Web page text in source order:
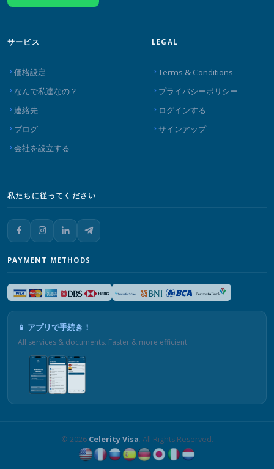
サービス
価格設定
なんで私達なの？
連絡先
ブログ
会社を設立する
LEGAL
Terms & Conditions
プライバシーポリシー
ログインする
サインアップ
私たちに従ってください
PAYMENT METHODS
📱 アプリで手続き！
All services & documents. Faster & more efficient.
© 2026 Celerity Visa. All Rights Reserved.